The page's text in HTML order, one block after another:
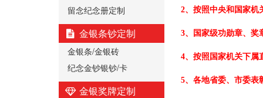
留念纪念册定制
金银条钞定制
金银条/金银砖
纪念金钞银钞/卡
金银奖牌定制
2、按照中央和国家机
3、国家级功勋章、奖
4、按照国家机关下属
5、各地省委、市委表